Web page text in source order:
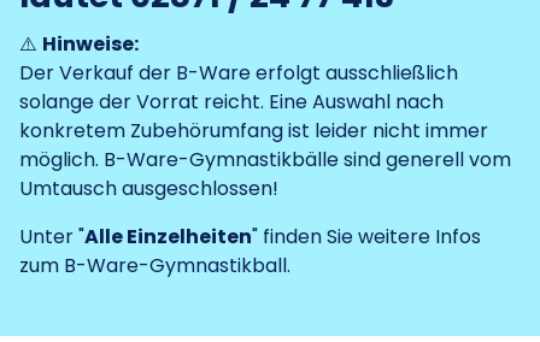
⚠️ Hinweise:
Der Verkauf der B-Ware erfolgt ausschließlich
solange der Vorrat reicht. Eine Auswahl nach
konkretem Zubehörumfang ist leider nicht immer
möglich. B-Ware-Gymnastikbälle sind generell vom
Umtausch ausgeschlossen!
Unter "Alle Einzelheiten" finden Sie weitere Infos
zum B-Ware-Gymnastikball.